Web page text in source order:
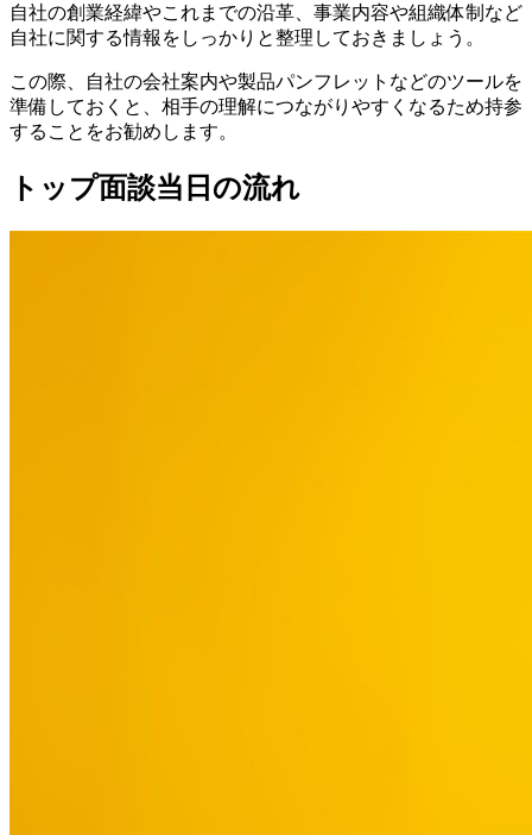
自社の創業経緯やこれまでの沿革、事業内容や組織体制など
自社に関する情報をしっかりと整理しておきましょう。
この際、自社の会社案内や製品パンフレットなどのツールを
準備しておくと、相手の理解につながりやすくなるため持参
することをお勧めします。
トップ面談当日の流れ